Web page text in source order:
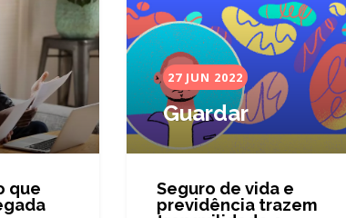
que
27 JUN 2022
Guardar
Seguro de vida e
previdência trazem